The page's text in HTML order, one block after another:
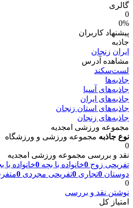
گالری
0
0%
پیشنهاد کاربران
جاذبه
ایران زنجان
مشاهده آدرس
لست‌سکند
جاذبه‌ها
جاذبه‌های آسیا
جاذبه‌های ایران
جاذبه‌های استان زنجان
جاذبه‌های زنجان
مجموعه ورزشی امجدیه
نوع جاذبه مجموعه ورزشی و ورزشگاه
0
نقد و بررسی مجموعه ورزشی امجدیه
تفریحی زوج 0خانواده با بچه 0خانواده
دوستان 0تجاری 0تفریحی مجردی 0
0
نوشتن نقد و بررسی
امتیاز کل